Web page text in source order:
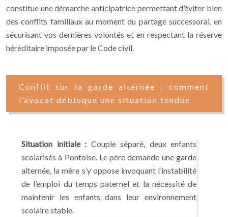
constitue une démarche anticipatrice permettant d’éviter bien
des conflits familiaux au moment du partage successoral, en
sécurisant vos dernières volontés et en respectant la réserve
héréditaire imposée par le Code civil.
Conflit sur la garde alternée : comment
l’avocat débloque une situation tendue
Situation initiale : Couple séparé, deux enfants
scolarisés à Pontoise. Le père demande une garde
alternée, la mère s’y oppose invoquant l’instabilité
de l’emploi du temps paternel et la nécessité de
maintenir les enfants dans leur environnement
scolaire stable.